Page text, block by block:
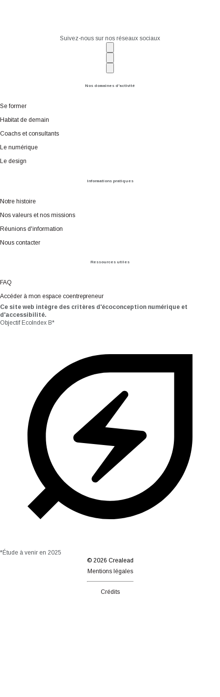
Suivez-nous sur nos réseaux sociaux
Nos domaines d'activité
Se former
Habitat de demain
Coachs et consultants
Le numérique
Le design
Informations pratiques
Notre histoire
Nos valeurs et nos missions
Réunions d'information
Nous contacter
Ressources utiles
FAQ
Accéder à mon espace coentrepreneur
Ce site web intègre des critères d'écoconception numérique et
d'accessibilité.
Objectif EcoIndex B*
*Étude à venir en 2025
© 2026 Crealead
Mentions légales
Crédits